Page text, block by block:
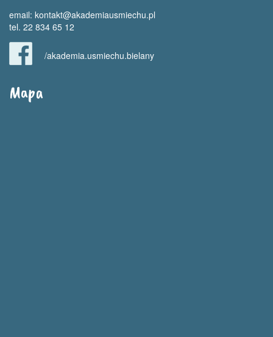
email: kontakt@akademiausmiechu.pl
tel. 22 834 65 12
/akademia.usmiechu.bielany
Mapa